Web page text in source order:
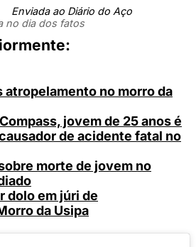
Enviada ao Diário do Aço
no dia dos fatos
atropelamento no morro da
jovem de 25 anos é
de acidente fatal no
morte de jovem no
dolo em júri de
da Usipa